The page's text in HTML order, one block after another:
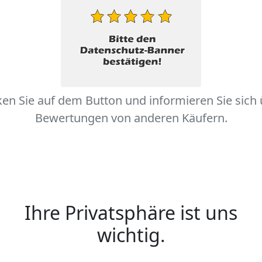
Sie auf dem Button und informieren Sie sich
Bewertungen von anderen Käufern.
Ihre Privatsphäre ist uns
wichtig.